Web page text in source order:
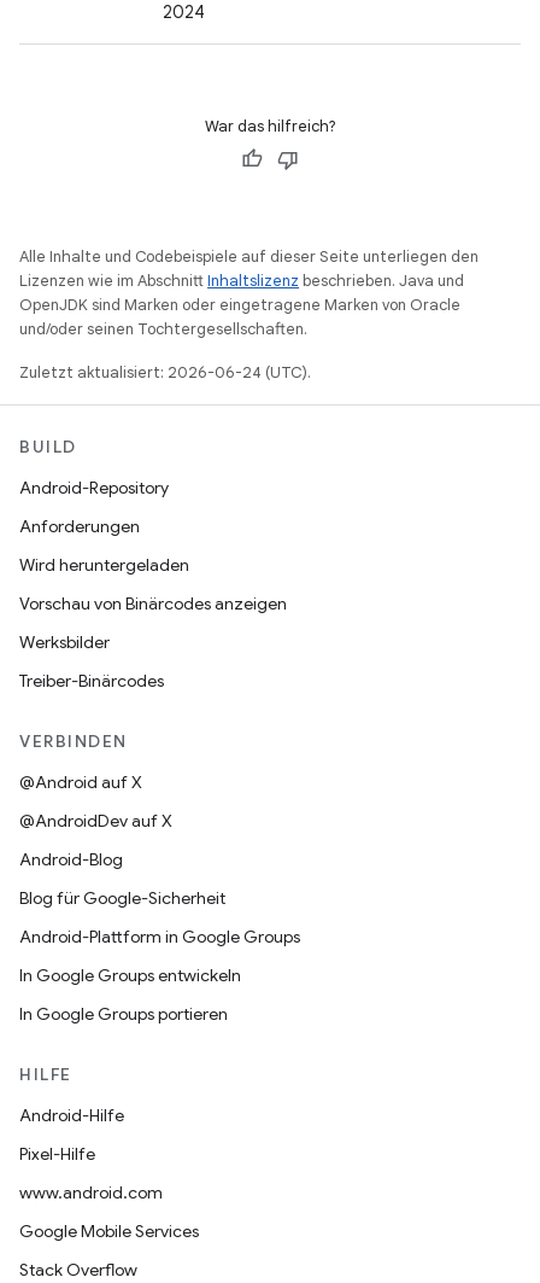
2024
War das hilfreich?
Alle Inhalte und Codebeispiele auf dieser Seite unterliegen den
Lizenzen wie im AbschnittInhaltslizenz beschrieben. Java und
OpenJDK sind Marken oder eingetragene Marken von Oracle
und/oder seinen Tochtergesellschaften.
Zuletzt aktualisiert: 2026-06-24 (UTC).
BUILD
Android-Repository
Anforderungen
Wird heruntergeladen
Vorschau von Binärcodes anzeigen
Werksbilder
Treiber-Binärcodes
VERBINDEN
@Android auf X
@AndroidDev auf X
Android-Blog
Blog für Google-Sicherheit
Android-Plattform in Google Groups
In Google Groups entwickeln
In Google Groups portieren
HILFE
Android-Hilfe
Pixel-Hilfe
www.android.com
Google Mobile Services
Stack Overflow